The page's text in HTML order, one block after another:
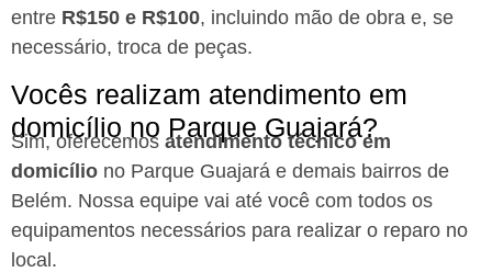
entre R$150 e R$100, incluindo mão de obra e, se
necessário, troca de peças.
Vocês realizam atendimento em
domicílio no Parque Guajará?
Sim, oferecemos atendimento técnico em
domicílio no Parque Guajará e demais bairros de
Belém. Nossa equipe vai até você com todos os
equipamentos necessários para realizar o reparo no
local.